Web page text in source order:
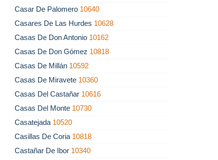
Casar De Palomero 10640
Casares De Las Hurdes 10628
Casas De Don Antonio 10162
Casas De Don Gómez 10818
Casas De Millán 10592
Casas De Miravete 10360
Casas Del Castañar 10616
Casas Del Monte 10730
Casatejada 10520
Casillas De Coria 10818
Castañar De Ibor 10340